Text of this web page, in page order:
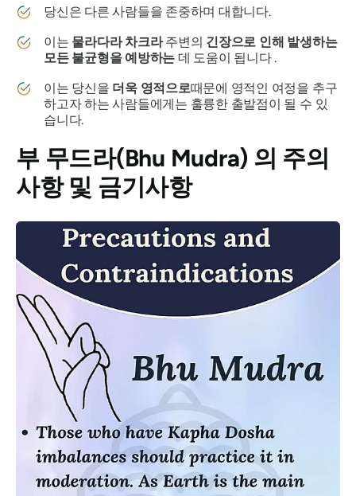
당신은 다른 사람들을 존중하며 대합니다.
이는 물라다라 차크라주변의 긴장으로 인해 발생하는
모든 불균형을 예방하는 데 도움이 됩니다 .
이는 당신을 더욱 영적으로때문에 영적인 여정을 추구
하고자 하는 사람들에게는 훌륭한 출발점이 될 수 있
습니다.
부 무드라(Bhu Mudra) 의 주의
사항 및 금기사항